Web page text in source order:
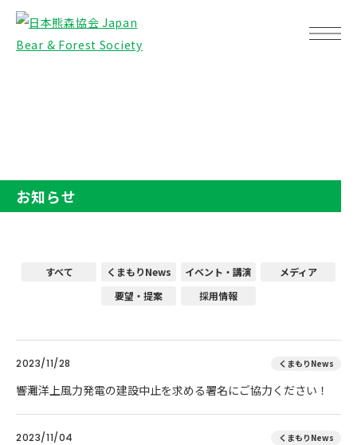
お知らせ
すべて くまもりNews イベント・講演
メディア
要望・提案
採用情報
2023/11/28 くまもりNews
響灘洋上風力発電の建設中止を求める署名にご協力ください！
2023/11/04 くまもりNews